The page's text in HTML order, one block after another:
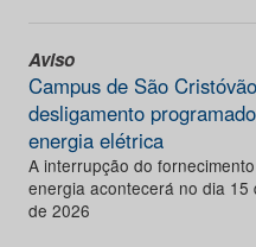
Aviso
Campus de São
desligamento
energia elétrica
A interrupção do
energia acontecerá no dia 15
de 2026